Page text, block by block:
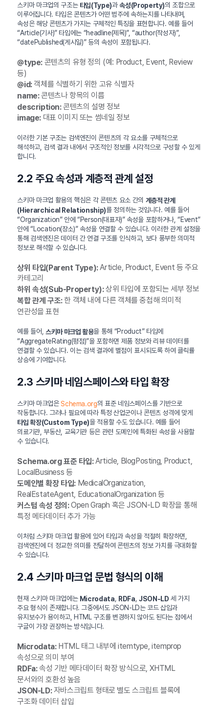
스키마 마크업의 구조는 타입(Type)과속성(Property)의 조합으로
이루어집니다. 타입은 콘텐츠가 어떤 범주에 속하는지를 나타내며,
속성은 해당 콘텐츠가 가지는 구체적인 특징을 표현합니다. 예를 들어
“Article(기사)” 타입에는 “headline(제목)”, “author(작성자)”,
“datePublished(게시일)” 등의 속성이 포함됩니다.
@type:콘텐츠의 유형 정의 (예: Product, Event, Review
등)
@id:객체를 식별하기 위한 고유 식별자
name:콘텐츠나 항목의 이름
description:콘텐츠의 설명 정보
image:대표 이미지 또는 썸네일 정보
이러한 기본 구조는 검색엔진이 콘텐츠의 각 요소를 구체적으로
해석하고, 검색 결과 내에서 구조적인 정보를 시각적으로 구성할 수 있게
합니다.
2.2 주요 속성과 계층적 관계 설정
스키마 마크업 활용의 핵심은 각 콘텐츠 요소 간의 계층적 관계
(Hierarchical Relationship)를 정의하는 것입니다. 예를 들어
“Organization” 안에 “Person(대표자)” 속성을 포함하거나, “Event”
안에 “Location(장소)” 속성을 연결할 수 있습니다. 이러한 관계 설정을
통해 검색엔진은 데이터 간 연결 구조를 인식하고, 보다 풍부한 의미적
정보로 해석할 수 있습니다.
상위 타입(Parent Type):Article, Product, Event 등 주요
카테고리
하위 속성(Sub-Property):상위 타입에 포함되는 세부 정보
복합 관계 구조:한 객체 내에 다른 객체를 중첩해 의미적
연관성을 표현
예를 들어, 스키마 마크업 활용을 통해 “Product” 타입에
“AggregateRating(평점)”을 포함하면 제품 정보와 리뷰 데이터를
연결할 수 있습니다. 이는 검색 결과에 별점이 표시되도록 하여 클릭률
상승에 기여합니다.
2.3 스키마 네임스페이스와 타입 확장
스키마 마크업은 Schema.org의 표준 네임스페이스를 기반으로
작동합니다. 그러나 필요에 따라 특정 산업군이나 콘텐츠 성격에 맞게
타입 확장(Custom Type)을 적용할 수도 있습니다. 예를 들어
의료기관, 부동산, 교육기관 등은 관련 도메인에 특화된 속성을 사용할
수 있습니다.
Schema.org 표준 타입:Article, BlogPosting, Product,
LocalBusiness 등
도메인별 확장 타입:MedicalOrganization,
RealEstateAgent, EducationalOrganization 등
커스텀 속성 정의:Open Graph 혹은 JSON-LD 확장을 통해
특정 메타데이터 추가 가능
이처럼 스키마 마크업 활용에 있어 타입과 속성을 적절히 확장하면,
검색엔진에 더 정교한 의미를 전달하여 콘텐츠의 정보 가치를 극대화할
수 있습니다.
2.4 스키마 마크업 문법 형식의 이해
현재 스키마 마크업에는 Microdata RDFa JSON-LD 세 가지
주요 형식이 존재합니다. 그중에서도 JSON-LD는 코드 삽입과
유지보수가 용이하고, HTML 구조를 변경하지 않아도 된다는 점에서
구글이 가장 권장하는 방식입니다.
Microdata:HTML 태그 내부에 itemtype, itemprop
속성으로 의미 부여
RDFa:속성 기반 메타데이터 확장 방식으로, XHTML
문서와의 호환성 높음
JSON-LD:자바스크립트 형태로 별도 스크립트 블록에
구조화 데이터 삽입